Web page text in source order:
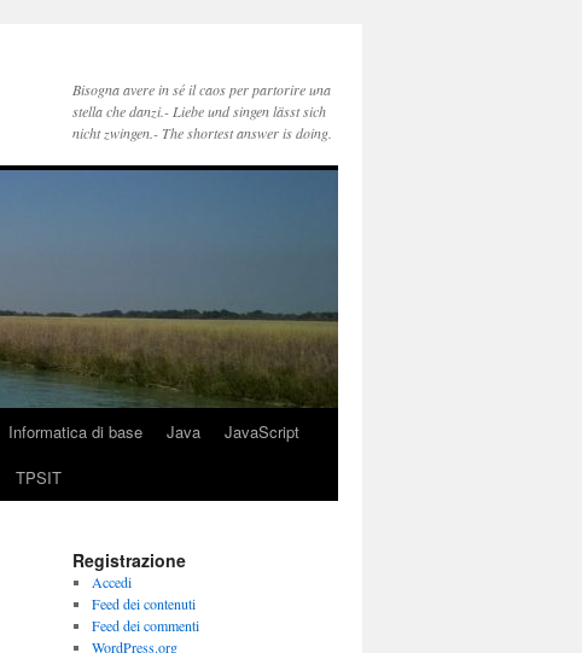
Bisogna avere in sé il caos per partorire una
stella che danzi.- Liebe und singen lässt sich
nicht zwingen.- The shortest answer is doing.
Informatica di base Java
JavaScript
TPSIT
Registrazione
Accedi
Feed dei contenuti
Feed dei commenti
WordPress.org